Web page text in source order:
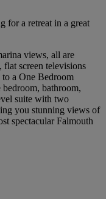
for a retreat in a great
views, all are
screen televisions
a One Bedroom
bathroom,
suite with two
you stunning views of
spectacular Falmouth